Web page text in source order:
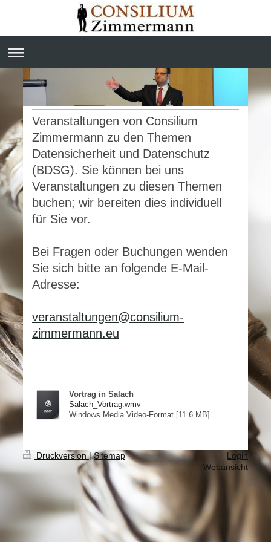
Veranstaltungen von Consilium
Zimmermann zu den Themen
Datensicherheit und Datenschutz
(BDSG). Sie können bei uns
Veranstaltungen zu diesen Themen
buchen; wir bereiten dies individuell
für Sie vor.
Bei Fragen oder Buchungen wenden
Sie sich bitte an folgende E-Mail-
Adresse:
veranstaltungen@consilium-
zimmermann.eu
Vortrag in Salach
Salach_Vortrag.wmv
Windows Media Video-Format [11.6 MB]
Druckversion| Sitemap
Login
Webansicht